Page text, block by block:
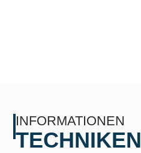
INFORMATIONEN
TECHNIKEN